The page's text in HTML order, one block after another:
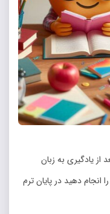
از یادگیری به زبان
انجام دهید در پایان ترم